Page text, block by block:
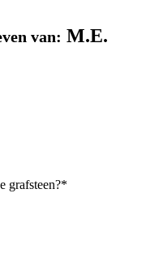
van: M.E.
grafsteen?*